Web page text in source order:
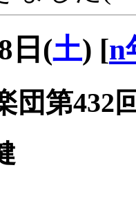
日(土) [n
団第432